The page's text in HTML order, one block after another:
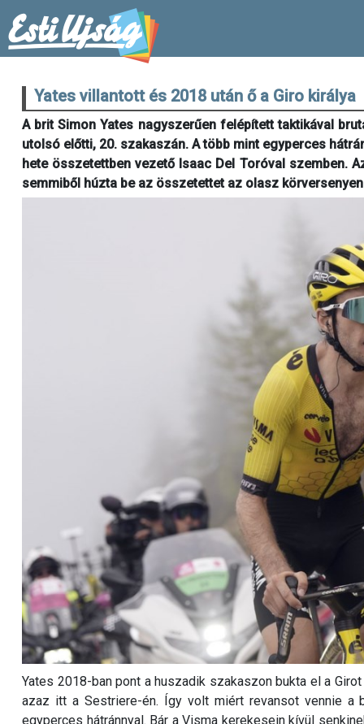
Yates villantott és 2018 után ő a Giro királya
A brit Simon Yates nagyszerűen felépített taktikával
utolsó előtti, 20. szakaszán. A több mint egyperces
hete összetettben vezető Isaac Del Toróval szemben.
semmiből húzta be az összetettet az olasz
Yates 2018-ban pont a huszadik szakaszon bukta el a
azaz itt a Sestriere-én. Így volt miért revansot vennie a
egyperces hátránnyal. Bár a Visma kerekesein kívül